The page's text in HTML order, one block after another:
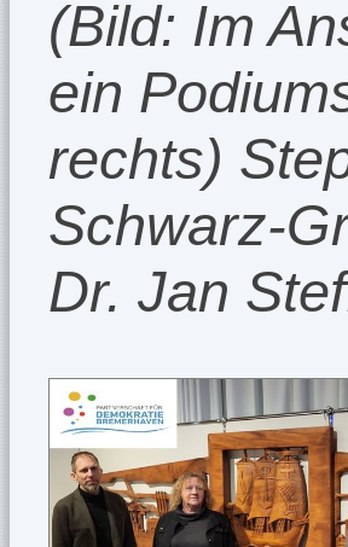
(Bild: Im
ein
rechts)
Schwarz-
Dr. Jan